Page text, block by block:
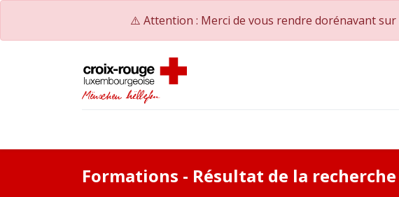
⚠️ Attention : Merci de vous rendre dorénavant sur
Formations - Résultat de la recherche